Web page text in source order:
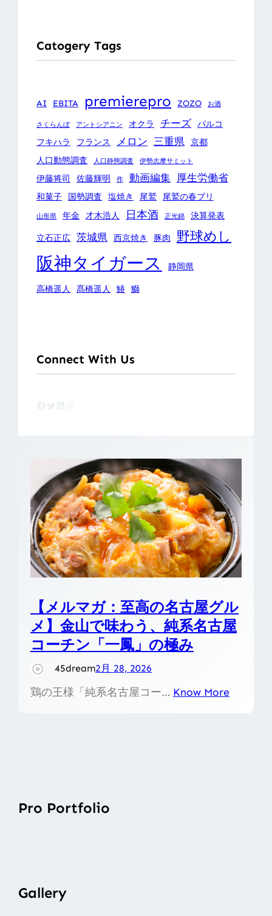
Catogery Tags
AI EBITA premierepro ZOZO お酒
さくらんぼ アントシアニン オクラ チーズ パルコ
フキハラ
フランス メロン 三重県 京都
人口動態調査
人口静態調査 伊勢志摩サミット
伊藤将司 佐藤輝明 作 動画編集 厚生労働省
和菓子 国勢調査 塩焼き 尾鷲 尾鷲の春ブリ
山形県 年金 才木浩人 日本酒 正光錦 決算発表
立石正広 茨城県 西京焼き 豚肉 野球めし
阪神タイガース 静岡県
高橋遥人 髙橋遥人 鰆 鰤
Connect With Us
【メルマガ：至高の名古屋グル
メ】金山で味わう、純系名古屋
コーチン「一鳳」の極み
45dream2月 28, 2026
鶏の王様「純系名古屋コー… Know More
Pro Portfolio
Gallery